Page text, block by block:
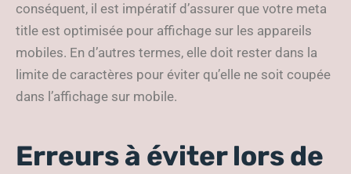
conséquent, il est impératif d’assurer que votre meta
title est optimisée pour affichage sur les appareils
mobiles. En d’autres termes, elle doit rester dans la
limite de caractères pour éviter qu’elle ne soit coupée
dans l’affichage sur mobile.
Erreurs à éviter lors de